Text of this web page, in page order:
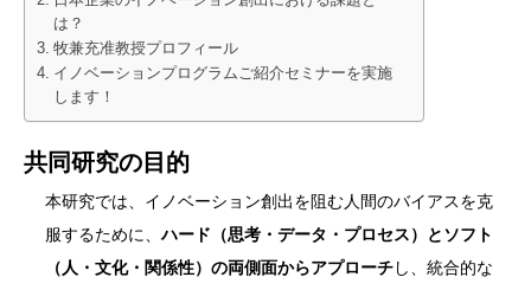
は？
牧兼充准教授プロフィール
イノベーションプログラムご紹介セミナーを実施
します！
共同研究の目的
本研究では、イノベーション創出を阻む人間のバイアスを克
服するために、ハード（思考・データ・プロセス）とソフト
（人・文化・関係性）の両側面からアプローチし、統合的な